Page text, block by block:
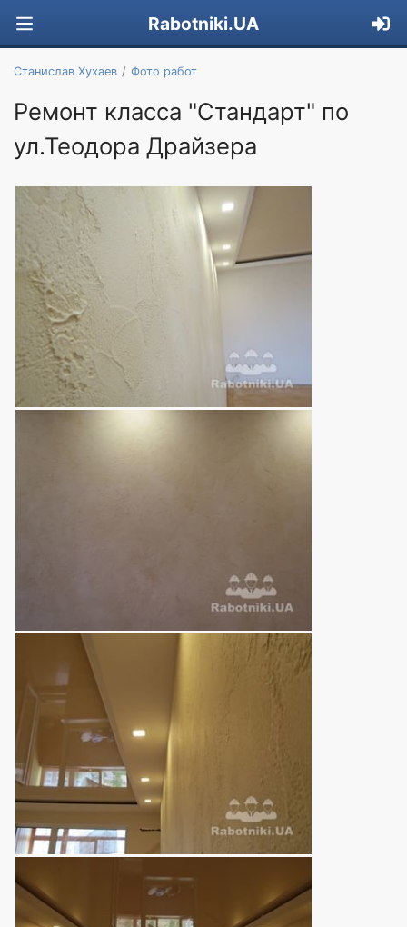
Rabotniki.UA
Станислав Хухаев Фото работ
Ремонт класса "Стандарт" по
ул.Теодора Драйзера